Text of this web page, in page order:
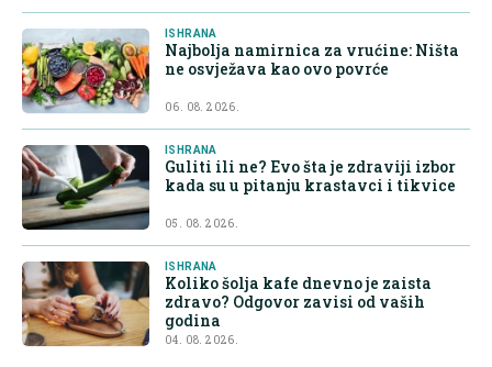
ISHRANA
Najbolja namirnica za vrućine: Ništa
ne osvježava kao ovo povrće
06. 08. 2026.
ISHRANA
Guliti ili ne? Evo šta je zdraviji izbor
kada su u pitanju krastavci i tikvice
05. 08. 2026.
ISHRANA
Koliko šolja kafe dnevno je zaista
zdravo? Odgovor zavisi od vaših
godina
04. 08. 2026.